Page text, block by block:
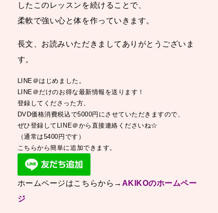
したこのレッスンを続けることで、
柔軟で強い心と体を作っていきます。
長文、お読みいただきましてありがとうございま
す。
LINE＠はじめました。
LINE＠だけのお得な最新情報を送ります！
登録してくださった方、
DVD価格消費税込で5000円にさせていただきますので、
ぜひ登録してLINE＠から直接連絡くださいね☆
（通常は5400円です）
こちらから簡単に追加できます。
ホームページはこちらから→ AKIKOのホームペー
ジ